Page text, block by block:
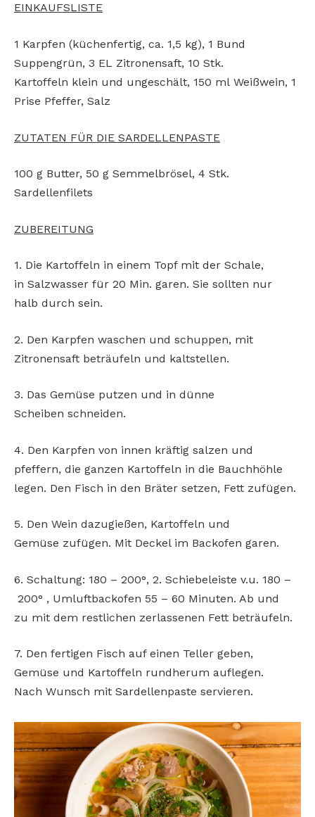
EINKAUFSLISTE
1 Karpfen (küchenfertig, ca. 1,5 kg), 1 Bund
Suppengrün, 3 EL Zitronensaft, 10 Stk.
Kartoffeln klein und ungeschält, 150 ml Weißwein, 1
Prise Pfeffer, Salz
ZUTATEN FÜR DIE SARDELLENPASTE
100 g Butter, 50 g Semmelbrösel, 4 Stk.
Sardellenfilets
ZUBEREITUNG
1. Die Kartoffeln in einem Topf mit der Schale,
in Salzwasser für 20 Min. garen. Sie sollten nur
halb durch sein.
2. Den Karpfen waschen und schuppen, mit
Zitronensaft beträufeln und kaltstellen.
3. Das Gemüse putzen und in dünne
Scheiben schneiden.
4. Den Karpfen von innen kräftig salzen und
pfeffern, die ganzen Kartoffeln in die Bauchhöhle
legen. Den Fisch in den Bräter setzen, Fett zufügen.
5. Den Wein dazugießen, Kartoffeln und
Gemüse zufügen. Mit Deckel im Backofen garen.
6. Schaltung: 180 – 200°, 2. Schiebeleiste v.u. 180 –
200° , Umluftbackofen 55 – 60 Minuten. Ab und
zu mit dem restlichen zerlassenen Fett beträufeln.
7. Den fertigen Fisch auf einen Teller geben,
Gemüse und Kartoffeln rundherum auflegen.
Nach Wunsch mit Sardellenpaste servieren.